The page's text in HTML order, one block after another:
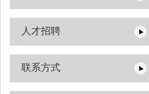
人才招聘
联系方式